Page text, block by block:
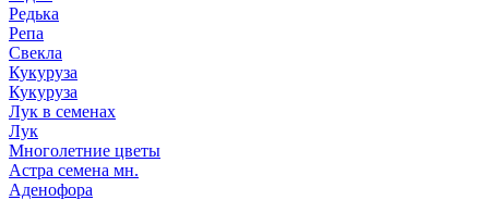
Редька
Репа
Свекла
Кукуруза
Кукуруза
Лук в семенах
Лук
Многолетние цветы
Астра семена мн.
Аденофора